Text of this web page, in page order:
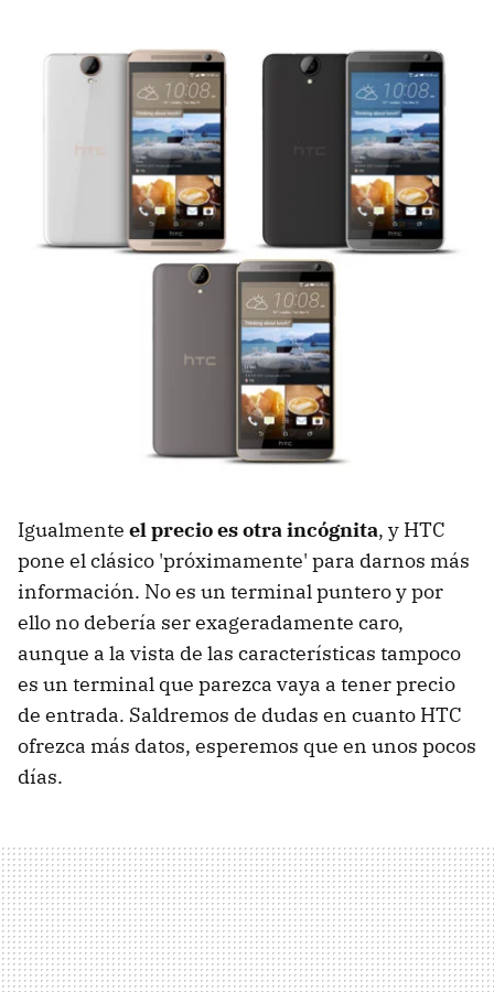
Igualmente el precio es otra incógnita, y HTC
pone el clásico 'próximamente' para darnos más
información. No es un terminal puntero y por
ello no debería ser exageradamente caro,
aunque a la vista de las características tampoco
es un terminal que parezca vaya a tener precio
de entrada. Saldremos de dudas en cuanto HTC
ofrezca más datos, esperemos que en unos pocos
días.